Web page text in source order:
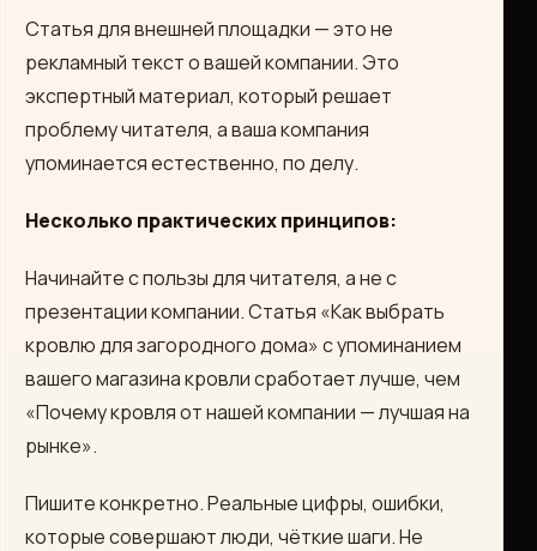
Статья для внешней площадки — это не
рекламный текст о вашей компании. Это
экспертный материал, который решает
проблему читателя, а ваша компания
упоминается естественно, по делу.
Несколько практических принципов:
Начинайте с пользы для читателя, а не с
презентации компании. Статья «Как выбрать
кровлю для загородного дома» с упоминанием
вашего магазина кровли сработает лучше, чем
«Почему кровля от нашей компании — лучшая на
рынке».
Пишите конкретно. Реальные цифры, ошибки,
которые совершают люди, чёткие шаги. Не